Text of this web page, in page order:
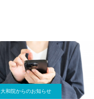
大和院からのお知らせ